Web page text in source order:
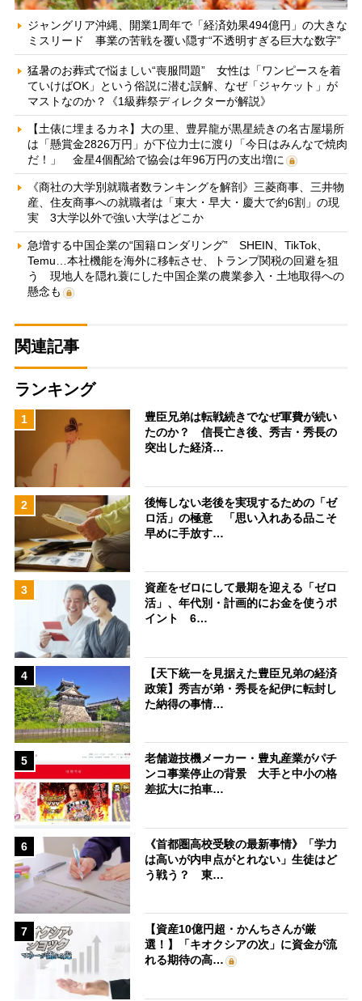
ジャングリア沖縄、開業1周年で「経済効果494億円」の大きな
ミスリード 事業の苦戦を覆い隠す“不透明すぎる巨大な数字”
猛暑のお葬式で悩ましい“喪服問題” 女性は「ワンピースを着
ていけばOK」という俗説に潜む誤解、なぜ「ジャケット」が
マストなのか？《1級葬祭ディレクターが解説》
【土俵に埋まるカネ】大の里、豊昇龍が黒星続きの名古屋場所
は「懸賞金2826万円」が下位力士に渡り「今日はみんなで焼肉
だ！」 金星4個配給で協会は年96万円の支出増に
《商社の大学別就職者数ランキングを解剖》三菱商事、三井物
産、住友商事への就職者は「東大・早大・慶大で約6割」の現
実 3大学以外で強い大学はどこか
急増する中国企業の“国籍ロンダリング” SHEIN、TikTok、
Temu…本社機能を海外に移転させ、トランプ関税の回避を狙
う 現地人を隠れ蓑にした中国企業の農業参入・土地取得への
懸念も
関連記事
ランキング
1
豊臣兄弟は転戦続きでなぜ軍費が続い
たのか？ 信長亡き後、秀吉・秀長の
突出した経済…
2
後悔しない老後を実現するための「ゼ
ロ活」の極意 「思い入れある品こそ
早めに手放す…
3
資産をゼロにして最期を迎える「ゼロ
活」、年代別・計画的にお金を使うポ
イント 6…
4
【天下統一を見据えた豊臣兄弟の経済
政策】秀吉が弟・秀長を紀伊に転封し
た納得の事情…
5
老舗遊技機メーカー・豊丸産業がパチ
ンコ事業停止の背景 大手と中小の格
差拡大に拍車…
6
《首都圏高校受験の最新事情》「学力
は高いが内申点がとれない」生徒はど
う戦う？ 東…
7
【資産10億円超・かんちさんが厳
選！】「キオクシアの次」に資金が流
れる期待の高…